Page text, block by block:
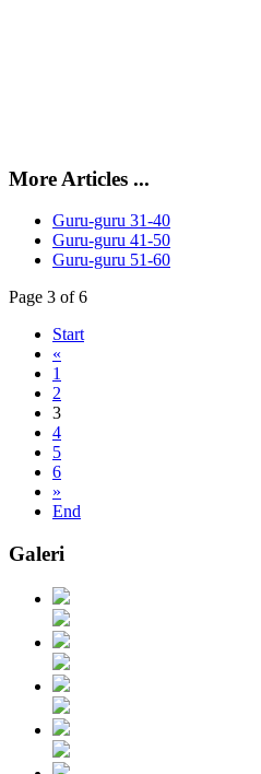
More Articles ...
Guru-guru 31-40
Guru-guru 41-50
Guru-guru 51-60
Page 3 of 6
Start
«
1
2
3
4
5
6
»
End
Galeri